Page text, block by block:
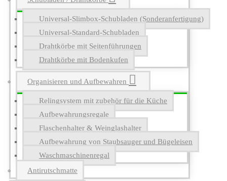
Universal-Slimbox-Schubladen (Sonderanfertigung)
Universal-Standard-Schubladen
Drahtkörbe mit Seitenführungen
Drahtkörbe mit Bodenkufen
Organisieren und Aufbewahren
Relingsystem mit zubehör für die Küche
Aufbewahrungsregale
Flaschenhalter & Weinglashalter
Aufbewahrung von Staubsauger und Bügeleisen
Waschmaschinenregal
Antirutschmatte